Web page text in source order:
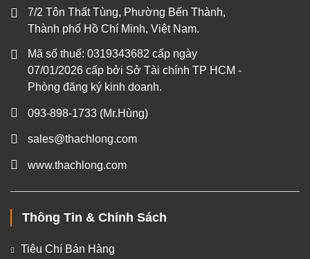
7/2 Tôn Thất Tùng, Phường Bến Thành,
Thành phố Hồ Chí Minh, Việt Nam.
Mã số thuế: 0319343682 cấp ngày
07/01/2026 cấp bởi Sở Tài chính TP HCM -
Phòng đăng ký kinh doanh.
093-898-1733 (Mr.Hùng)
sales@thachlong.com
www.thachlong.com
Thông Tin & Chính Sách
Tiêu Chí Bán Hàng